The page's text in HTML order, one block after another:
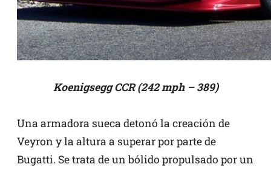
Koenigsegg CCR (242 mph – 389)
Una armadora sueca detonó la creación de
Veyron y la altura a superar por parte de
Bugatti. Se trata de un bólido propulsado por un